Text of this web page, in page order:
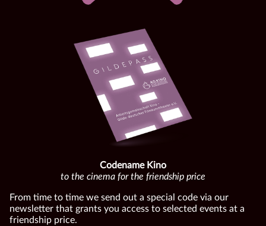
Codename Kino
to the cinema for the friendship price
From time to time we send out a special code via our
newsletter that grants you access to selected events at a
friendship price.